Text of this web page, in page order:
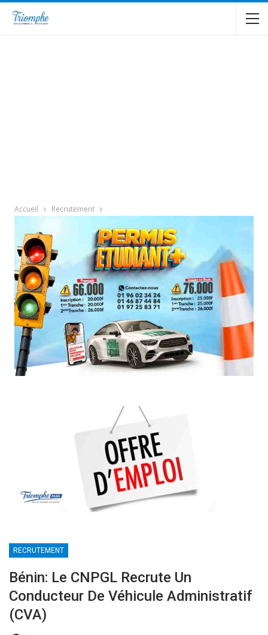
Accueil Recrutement
RECRUTEMENT
Bénin: Le CNPGL Recrute Un
Conducteur De Véhicule Administratif
(CVA)